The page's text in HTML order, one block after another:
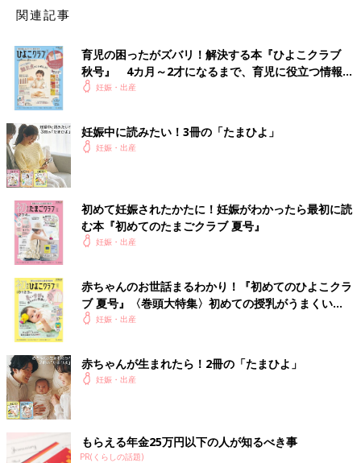
関連記事
育児の困ったがズバリ！解決する本『ひよこクラブ
秋号』 4カ月～2才になるまで、育児に役立つ情報が
いっぱい！
妊娠・出産
妊娠中に読みたい！3冊の「たまひよ」
妊娠・出産
初めて妊娠されたかたに！妊娠がわかったら最初に読
む本『初めてのたまごクラブ 夏号』
妊娠・出産
赤ちゃんのお世話まるわかり！『初めてのひよこクラ
ブ 夏号』〈巻頭大特集〉初めての授乳がうまくい
く！ おっぱい・ミルクの基本と夏のトラブル 解決テ
妊娠・出産
赤ちゃんが生まれたら！2冊の「たまひよ」
妊娠・出産
もらえる年金25万円以下の人が知るべき事
PR(くらしの話題)